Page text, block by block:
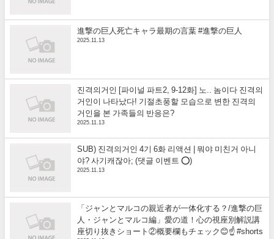
進撃の巨人死亡キャラ最期の言葉 #進撃の巨人
2025.11.13
진격의거인 [파이널 파트2, 9-12화] 노.. 놈이다 진격의
거인이 나타났다! 기절초풍할 모습으로 변한 진격의
거인을 본 가족들의 반응은?
2025.11.13
SUB) 진격의거인 4기 6화 리액션 | 뭐야 미친거 아니
야? 사기캐잖아; (댓글 이벤트 ⭕)
2025.11.13
「ジャンとマルコの親近者が一体化する？/進撃の巨
人・ジャンとマルコ編」愛の道！心の視座別解説講
座切り抜きショート②概要欄もチェック😊☝️ #shorts